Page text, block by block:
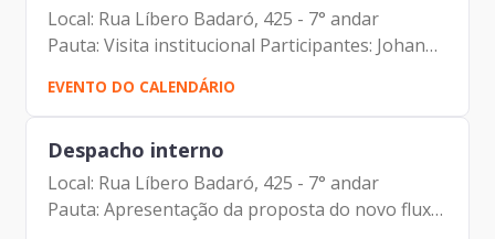
Local: Rua Líbero Badaró, 425 - 7° andar
Pauta: Visita institucional Participantes: Johann
Nogueira Dantas (Prodam) Sr. Danilo Furlan
(Huawei) Ricardo Carrion Mansano (Huawei)
EVENTO DO CALENDÁRIO
Despacho interno
Local: Rua Líbero Badaró, 425 - 7° andar
Pauta: Apresentação da proposta do novo fluxo